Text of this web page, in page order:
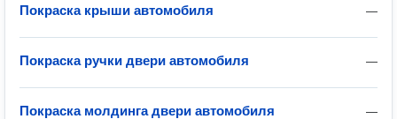
—
Покраска крыши автомобиля
—
Покраска ручки двери автомобиля
—
Покраска молдинга двери автомобиля